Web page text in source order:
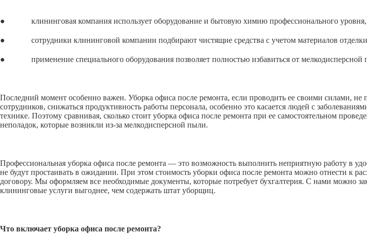
● клининговая компания использует оборудование и бытовую химию профессионального уровня,
● сотрудники клининговой компании подбирают чистящие средства с учетом материалов отделки
● применение специального оборудования позволяет полностью избавиться от мелкодисперсной
Последний момент особенно важен. Уборка офиса после ремонта, если проводить ее своими силами, не
сотрудников, снижаться продуктивность работы персонала, особенно это касается людей с
технике. Поэтому сравнивая, сколько стоит уборка офиса после ремонта при ее самостоятельном
неполадок, которые возникли из-за мелкодисперсной пыли.
Профессиональная уборка офиса после ремонта — это возможность выполнить неприятную работу в
не будут простаивать в ожидании. При этом стоимость уборки офиса после ремонта можно отнести к
договору. Мы оформляем все необходимые документы, которые потребует бухгалтерия. С нами можно
клининговые услуги выгоднее, чем содержать штат уборщиц.
Что включает уборка офиса после ремонта?